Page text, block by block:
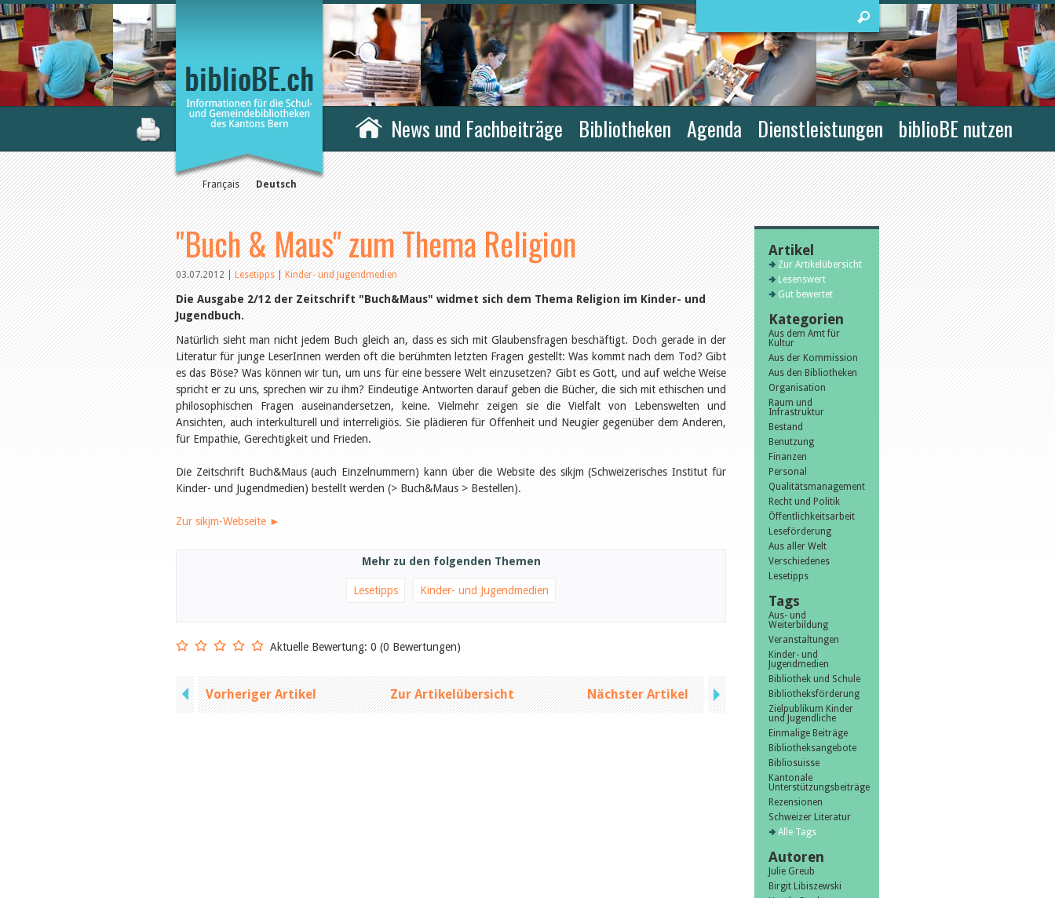
Français Deutsch
News und Fachbeiträge Bibliotheken Agenda Dienstleistungen biblioBE nutzen
"Buch & Maus" zum Thema Religion
03.07.2012|Lesetipps|Kinder- und Jugendmedien
Die Ausgabe 2/12 der Zeitschrift "Buch&Maus" widmet sich dem Thema Religion im Kinder- und
Jugendbuch.
Natürlich sieht man nicht jedem Buch gleich an, dass es sich mit Glaubensfragen beschäftigt. Doch gerade in der
Literatur für junge LeserInnen werden oft die berühmten letzten Fragen gestellt: Was kommt nach dem Tod? Gibt
es das Böse? Was können wir tun, um uns für eine bessere Welt einzusetzen? Gibt es Gott, und auf welche Weise
spricht er zu uns, sprechen wir zu ihm? Eindeutige Antworten darauf geben die Bücher, die sich mit ethischen und
philosophischen Fragen auseinandersetzen, keine. Vielmehr zeigen sie die Vielfalt von Lebenswelten und
Ansichten, auch interkulturell und interreligiös. Sie plädieren für Offenheit und Neugier gegenüber dem Anderen,
für Empathie, Gerechtigkeit und Frieden.
Die Zeitschrift Buch&Maus (auch Einzelnummern) kann über die Website des sikjm (Schweizerisches Institut für
Kinder- und Jugendmedien) bestellt werden (> Buch&Maus > Bestellen).
Zur sikjm-Webseite ►
Mehr zu den folgenden Themen
Lesetipps Kinder- und Jugendmedien
Aktuelle Bewertung: 0 (0 Bewertungen)
Vorheriger Artikel Zur Artikelübersicht Nächster Artikel
Artikel
Zur Artikelübersicht
Lesenswert
Gut bewertet
Kategorien
Aus dem Amt für
Kultur
Aus der Kommission
Aus den Bibliotheken
Organisation
Raum und
Infrastruktur
Bestand
Benutzung
Finanzen
Personal
Qualitätsmanagement
Recht und Politik
Öffentlichkeitsarbeit
Leseförderung
Aus aller Welt
Verschiedenes
Lesetipps
Tags
Aus- und
Weiterbildung
Veranstaltungen
Kinder- und
Jugendmedien
Bibliothek und Schule
Bibliotheksförderung
Zielpublikum Kinder
und Jugendliche
Einmalige Beiträge
Bibliotheksangebote
Bibliosuisse
Kantonale
Unterstützungsbeiträge
Rezensionen
Schweizer Literatur
Alle Tags
Autoren
Julie Greub
Birgit Libiszewski